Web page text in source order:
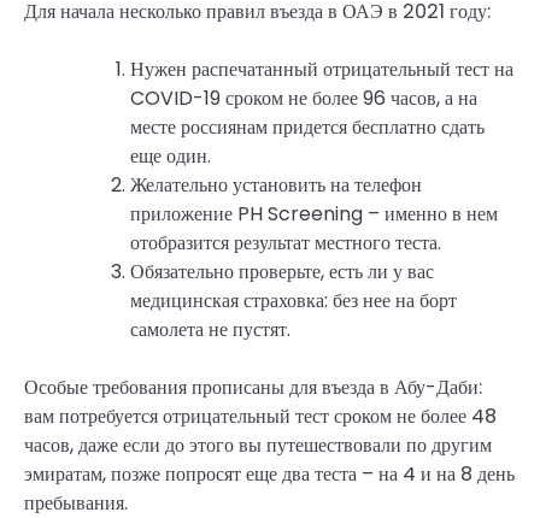
Для начала несколько правил въезда в ОАЭ в 2021 году:
Нужен распечатанный отрицательный тест на
COVID-19 сроком не более 96 часов, а на
месте россиянам придется бесплатно сдать
еще один.
Желательно установить на телефон
приложение PH Screening – именно в нем
отобразится результат местного теста.
Обязательно проверьте, есть ли у вас
медицинская страховка: без нее на борт
самолета не пустят.
Особые требования прописаны для въезда в Абу-Даби:
вам потребуется отрицательный тест сроком не более 48
часов, даже если до этого вы путешествовали по другим
эмиратам, позже попросят еще два теста – на 4 и на 8 день
пребывания.